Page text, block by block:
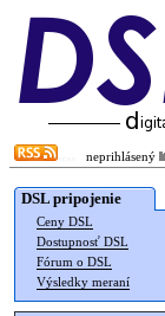
neprihlásený
DSL pripojenie
Ceny DSL
Dostupnosť DSL
Fórum o DSL
Výsledky meraní